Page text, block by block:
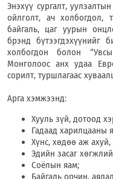
Энэхүү сургалт,
ойлголт, ач холбогдол,
байгаль, цаг уурын
брэнд бүтээгдэхүүнийг
холбогдон болон
Монголоос анх удаа
сорилт, туршлагаас
Арга хэмжээнд:
Хууль зүй, дотоод
Гадаад харилцааны
Хүнс, хөдөө аж
Эдийн засаг
Соёлын яам;
Байгаль орчин,